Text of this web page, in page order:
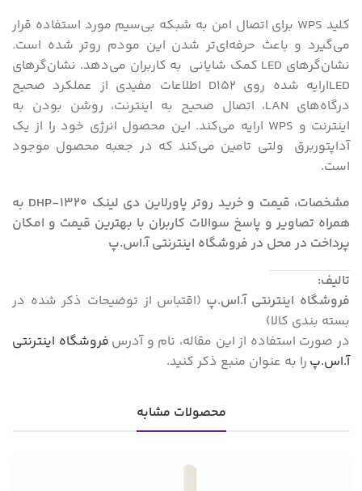
کلید WPS برای اتصال امن به شبکه بی‌سیم مورد استفاده قرار
می‌گیرد و باعث حرفه‌ای‌تر شدن این مودم روتر شده است.
نشان‌گر‌های LED کمک شایانی به کاربران می‌دهد. نشان‌گرهای
LEDارایه شده روی D152 اطلاعات مفیدی از عملکرد صحیح
درگاه‌های LAN، اتصال صحیح به اینترنت، روشن بودن به
اینترنت و WPS ارایه می‌کند. این محصول انرژی خود را از یک
آداپتوربرق ولتی تامین می‌کند که در جعبه محصول موجود
است.
مشخصات، قیمت و خرید روتر پاورلاین دی لینک DHP-1320 به
همراه تصاویر و پاسخ سوالات کاربران با بهترین قیمت و امکان
پرداخت در محل در فروشگاه اینترنتی آ.اس.پ
تالیف:
فروشگاه اینترنتی آ.اس.پ (اقتباس از توضیحات ذکر شده در
بسته بندی کالا)
در صورت استفاده از این مقاله، نام و آدرس فروشگاه اینترنتی
آ.اس.پ را به عنوان منبع ذکر کنید.
محصولات مشابه